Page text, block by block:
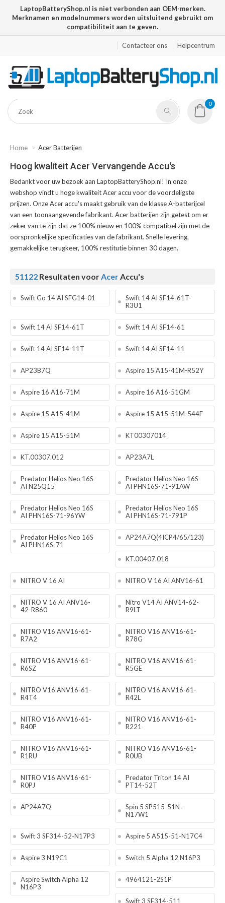
LaptopBatteryShop.nl is niet verbonden aan OEM-merken.
Merknamen en modelnummers worden uitsluitend gebruikt om
compatibiliteit aan te geven.
Contacteer ons Helpcentrum
0
Home Acer Batterijen
Hoog kwaliteit Acer Vervangende Accu's
Bedankt voor uw bezoek aan LaptopBatteryShop.nl! In onze
webshop vindt u hoge kwaliteit Acer accu voor de voordeligste
prijzen. Onze Acer accu's maakt gebruik van de klasse A-batterijcel
van een toonaangevende fabrikant. Acer batterijen zijn getest om er
zeker van te zijn dat ze 100% nieuw en 100% compatibel zijn met de
oorspronkelijke specificaties van de fabrikant. Snelle levering,
gemakkelijke terugkeer, 100% restitutie binnen 30 dagen.
51122 Resultaten voorAcerAccu's
Swift Go 14 AI SFG14-01
Swift 14 AI SF14-61T-
R3U1
Swift 14 AI SF14-61T Swift 14 AI SF14-61
Swift 14 AI SF14-11T Swift 14 AI SF14-11
AP23B7Q Aspire 15 A15-41M-R52Y
Aspire 16 A16-71M Aspire 16 A16-51GM
Aspire 15 A15-41M Aspire 15 A15-51M-544F
Aspire 15 A15-51M KT00307014
KT.00307.012 AP23A7L
Predator Helios Neo 16S
AI N25Q15
Predator Helios Neo 16S
AI PHN16S-71-91AW
Predator Helios Neo 16S
AI PHN16S-71-96YW
Predator Helios Neo 16S
AI PHN16S-71-791P
Predator Helios Neo 16S
AI PHN16S-71
AP24A7Q(4ICP4/65/123)
KT.00407.018
NITRO V 16 AI NITRO V 16 AI ANV16-61
NITRO V 16 AI ANV16-
42-R860
Nitro V14 AI ANV14-62-
R9LT
NITRO V16 ANV16-61-
R7A2
NITRO V16 ANV16-61-
R78G
NITRO V16 ANV16-61-
R6SZ
NITRO V16 ANV16-61-
R5GE
NITRO V16 ANV16-61-
R4T4
NITRO V16 ANV16-61-
R42L
NITRO V16 ANV16-61-
R40P
NITRO V16 ANV16-61-
R221
NITRO V16 ANV16-61-
R1RU
NITRO V16 ANV16-61-
R0UB
NITRO V16 ANV16-61-
R0PJ
Predator Triton 14 AI
PT14-52T
AP24A7Q
Spin 5 SP515-51N-
N17W1
Swift 3 SF314-52-N17P3 Aspire 5 A515-51-N17C4
Aspire 3 N19C1 Switch 5 Alpha 12 N16P3
Aspire Switch Alpha 12
N16P3
4964121-2S1P
Swift 3 SF314-511